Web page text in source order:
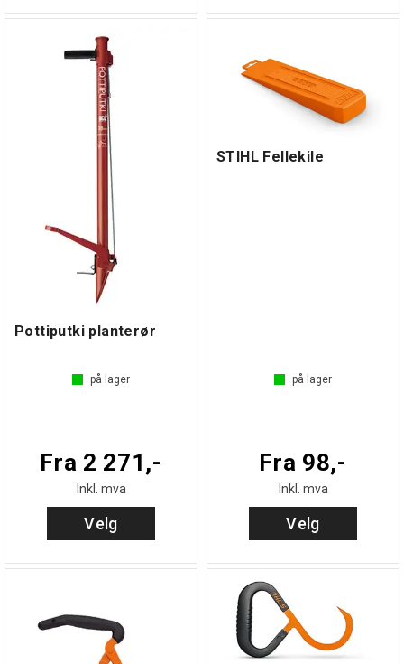
Pottiputki planterør
på lager
Fra 2 271,-
Inkl. mva
Velg
STIHL Fellekile
på lager
Fra 98,-
Inkl. mva
Velg